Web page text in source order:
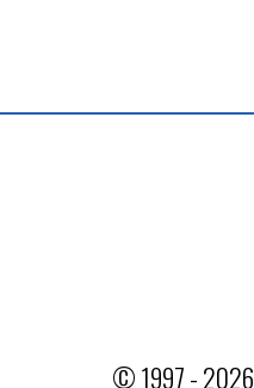
© 1997 - 2026